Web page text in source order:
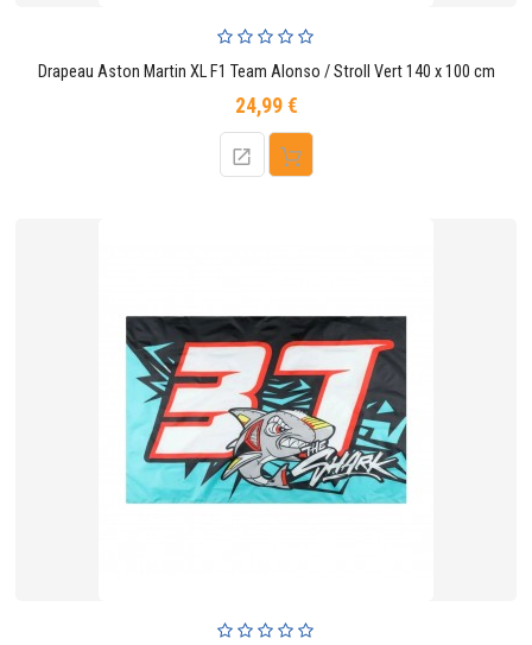
Drapeau Aston Martin XL F1 Team Alonso / Stroll Vert 140 x 100 cm
24,99 €Prix